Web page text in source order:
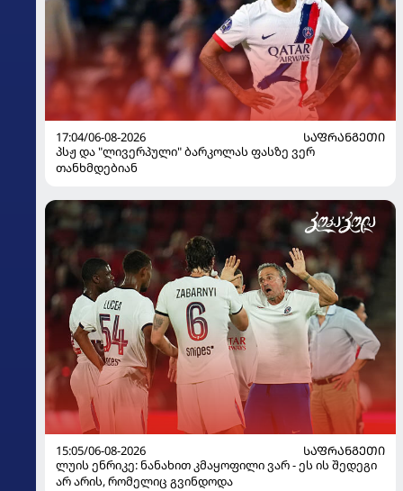
17:04/06-08-2026
ᲡᲐᲤᲠᲐᲜᲒᲔᲗᲘ
პსჟ და "ლივერპული" ბარკოლას ფასზე ვერ
თანხმდებიან
15:05/06-08-2026
ᲡᲐᲤᲠᲐᲜᲒᲔᲗᲘ
ლუის ენრიკე: ნანახით კმაყოფილი ვარ - ეს ის შედეგი
არ არის, რომელიც გვინდოდა